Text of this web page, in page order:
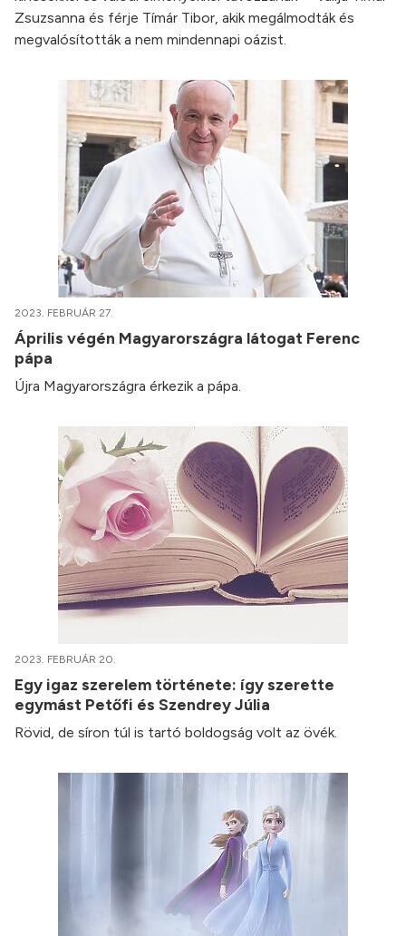
Zsuzsanna és férje Tímár Tibor, akik megálmodták és
megvalósították a nem mindennapi oázist.
2023. FEBRUÁR 27.
Április végén Magyarországra látogat Ferenc
pápa
Újra Magyarországra érkezik a pápa.
2023. FEBRUÁR 20.
Egy igaz szerelem története: így szerette
egymást Petőfi és Szendrey Júlia
Rövid, de síron túl is tartó boldogság volt az övék.